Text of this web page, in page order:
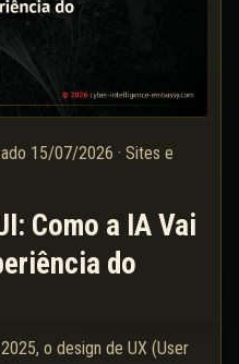
15/07/2026 · Sites e
Como a IA Vai
do
o design de UX (User